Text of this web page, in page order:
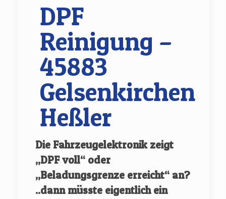
DPF
Reinigung –
45883
Gelsenkirchen
Heßler
Die Fahrzeugelektronik zeigt
„DPF voll“ oder
„Beladungsgrenze erreicht“ an?
..dann müsste eigentlich ein